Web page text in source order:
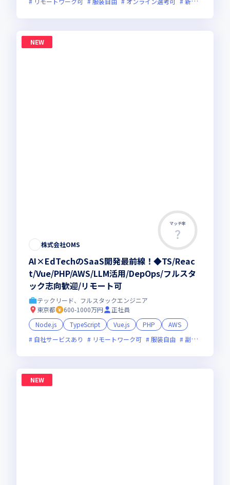
NEW
マッチ率
株式会社OMS
AI×EdTechのSaaS開発最前線！◆TS/Reac
t/Vue/PHP/AWS/LLM活用/DepOps/フルスタ
ック志向歓迎/リモート可
テックリード、フルスタックエンジニア
東京都
600-1000万円
正社員
Node.js
TypeScript Vue.js PHP
AWS
自社サービスあり
リモートワーク可 服装自由 副業可
NEW